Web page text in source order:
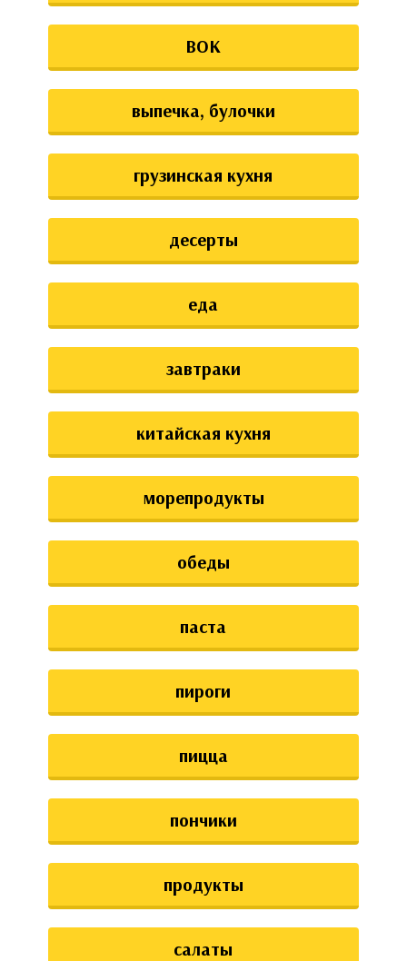
ВОК
выпечка, булочки
грузинская кухня
десерты
еда
завтраки
китайская кухня
морепродукты
обеды
паста
пироги
пицца
пончики
продукты
салаты